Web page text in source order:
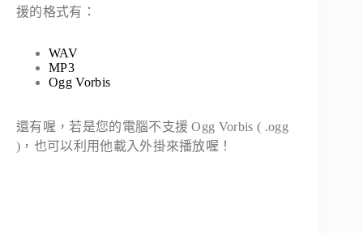
援的格式有：
WAV
MP3
Ogg Vorbis
還有喔，若是您的電腦不支援 Ogg Vorbis ( .ogg
)，也可以利用他載入外掛來播放喔！